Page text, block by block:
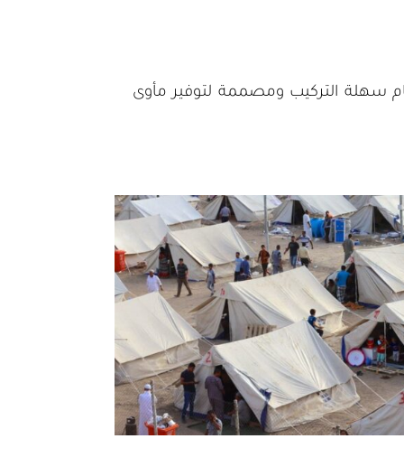
سهلة التركيب ومصممة لتوفير مأوى